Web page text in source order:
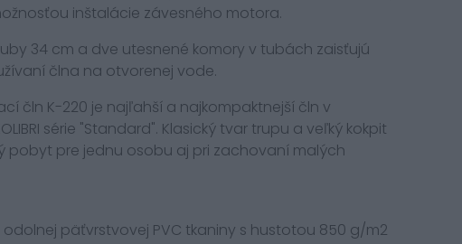
inštalácie závesného motora.
34 cm a dve utesnené komory v tubách zaisťujú
člna na otvorenej vode.
čln K-220 je najľahší a najkompaktnejší čln v
série "Standard". Klasický tvar trupu a veľký kokpit
pobyt pre jednu osobu aj pri zachovaní malých
päťvrstvovej PVC tkaniny s hustotou 850 g/m2